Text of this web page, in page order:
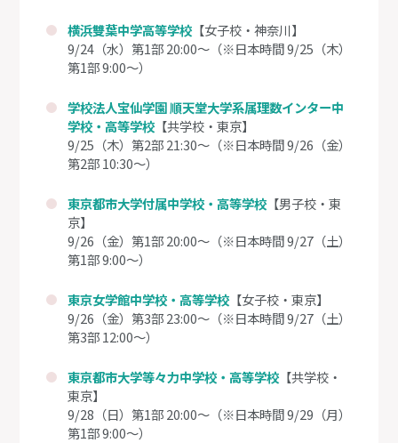
横浜雙葉中学高等学校 【女子校・神奈川】
9/24（水）第1部 20:00～（※日本時間 9/25（木）
第1部 9:00～）
学校法人宝仙学園 順天堂大学系属理数インター中
学校・高等学校 【共学校・東京】
9/25（木）第2部 21:30～（※日本時間 9/26（金）
第2部 10:30～）
東京都市大学付属中学校・高等学校 【男子校・東
京】
9/26（金）第1部 20:00～（※日本時間 9/27（土）
第1部 9:00～）
東京女学館中学校・高等学校 【女子校・東京】
9/26（金）第3部 23:00～（※日本時間 9/27（土）
第3部 12:00～）
東京都市大学等々力中学校・高等学校 【共学校・
東京】
9/28（日）第1部 20:00～（※日本時間 9/29（月）
第1部 9:00～）